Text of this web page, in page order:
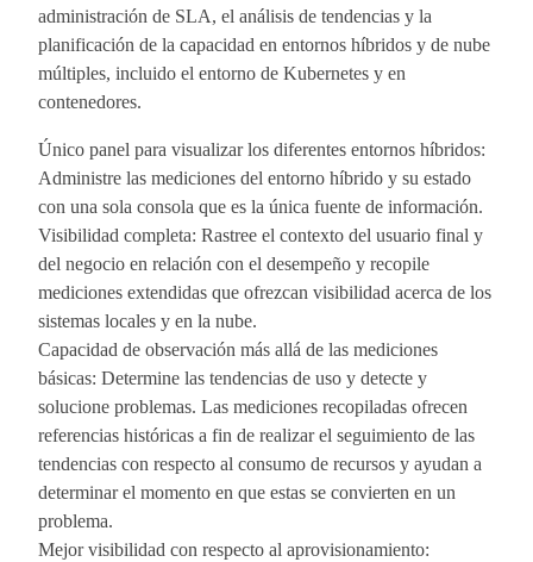
administración de SLA, el análisis de tendencias y la
planificación de la capacidad en entornos híbridos y de nube
múltiples, incluido el entorno de Kubernetes y en
contenedores.
Único panel para visualizar los diferentes entornos híbridos:
Administre las mediciones del entorno híbrido y su estado
con una sola consola que es la única fuente de información.
Visibilidad completa: Rastree el contexto del usuario final y
del negocio en relación con el desempeño y recopile
mediciones extendidas que ofrezcan visibilidad acerca de los
sistemas locales y en la nube.
Capacidad de observación más allá de las mediciones
básicas: Determine las tendencias de uso y detecte y
solucione problemas. Las mediciones recopiladas ofrecen
referencias históricas a fin de realizar el seguimiento de las
tendencias con respecto al consumo de recursos y ayudan a
determinar el momento en que estas se convierten en un
problema.
Mejor visibilidad con respecto al aprovisionamiento: